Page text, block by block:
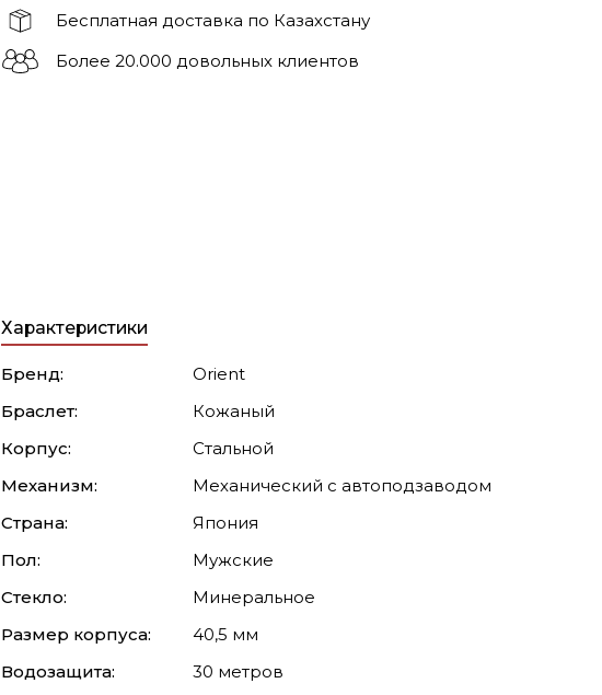
Бесплатная доставка по Казахстану
Более 20.000 довольных клиентов
Характеристики
Бренд:
Orient
Браслет:
Кожаный
Корпус:
Стальной
Механизм:
Механический с автоподзаводом
Страна:
Япония
Пол:
Мужские
Стекло:
Минеральное
Размер корпуса:
40,5 мм
Водозащита:
30 метров